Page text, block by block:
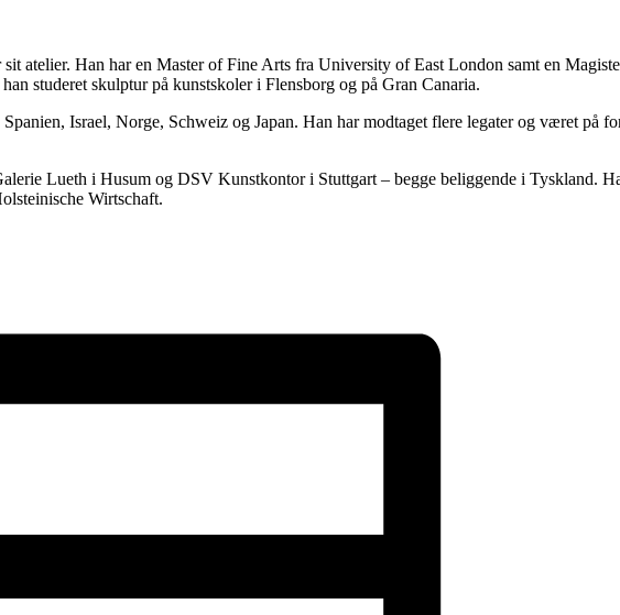
atelier. Han har en Master of Fine Arts fra University of East London samt en
studeret skulptur på kunstskoler i Flensborg og på Gran Canaria.
Israel, Norge, Schweiz og Japan. Han har modtaget flere legater og været på
Lueth i Husum og DSV Kunstkontor i Stuttgart – begge beliggende i Tyskland.
Wirtschaft.